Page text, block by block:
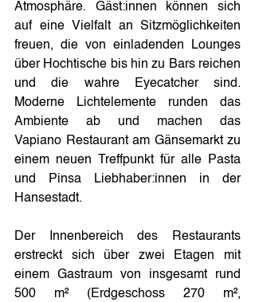
Atmosphäre. Gäst:innen können sich
auf eine Vielfalt an Sitzmöglichkeiten
freuen, die von einladenden Lounges
über Hochtische bis hin zu Bars reichen
und die wahre Eyecatcher sind.
Moderne Lichtelemente runden das
Ambiente ab und machen das
Vapiano Restaurant am Gänsemarkt zu
einem neuen Treffpunkt für alle Pasta
und Pinsa Liebhaber:innen in der
Hansestadt.
Der Innenbereich des Restaurants
erstreckt sich über zwei Etagen mit
einem Gastraum von insgesamt rund
500 m² (Erdgeschoss 270 m²,